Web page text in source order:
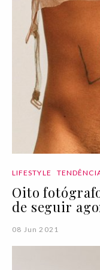
LIFESTYLE
Oito
de seguir
08 Jun 2021